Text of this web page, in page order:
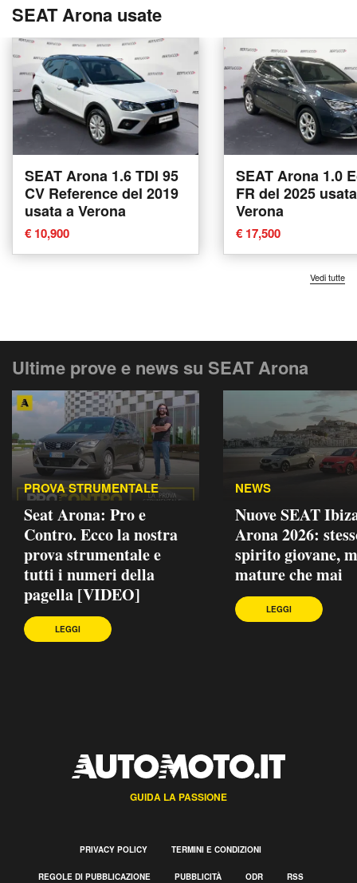
SEAT Arona usate
SEAT Arona 1.6 TDI 95
CV Reference del 2019
usata a Verona
€ 10,900
SEAT Arona 1.0
FR del 2025
Verona
€ 17,500
Vedi tutte
Ultime prove e news su SEAT Arona
PROVA STRUMENTALE
Seat Arona: Pro e
Contro. Ecco la nostra
prova strumentale e
tutti i numeri della
pagella [VIDEO]
LEGGI
NEWS
Nuove SEAT
Arona 2026:
spirito giovane,
mature che mai
LEGGI
GUIDA LA PASSIONE
PRIVACY POLICY TERMINI E CONDIZIONI
REGOLE DI PUBBLICAZIONE PUBBLICITÀ ODR RSS